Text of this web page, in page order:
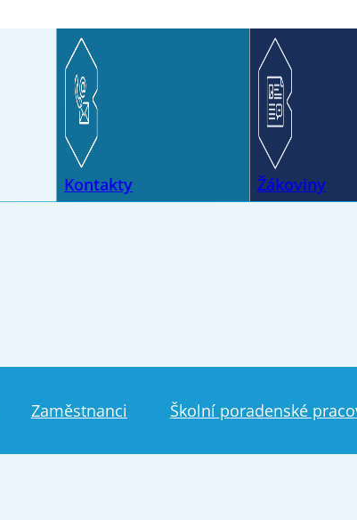
Kontakty Žákoviny
Zaměstnanci Školní poradenské